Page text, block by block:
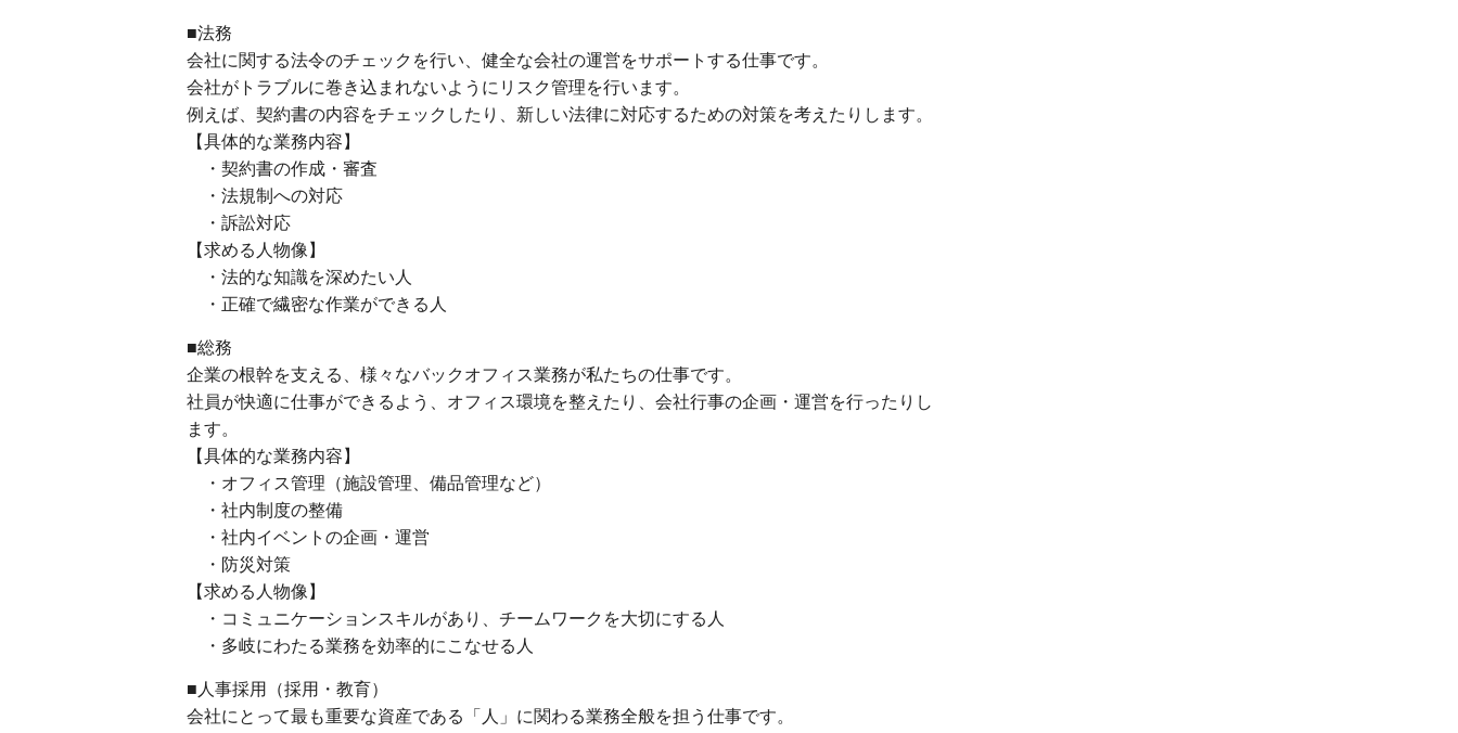
■法務
会社に関する法令のチェックを行い、健全な会社の運営をサポートする仕事です。
会社がトラブルに巻き込まれないようにリスク管理を行います。
例えば、契約書の内容をチェックしたり、新しい法律に対応するための対策を考えたりします。
【具体的な業務内容】
・契約書の作成・審査
・法規制への対応
・訴訟対応
【求める人物像】
・法的な知識を深めたい人
・正確で繊密な作業ができる人
■総務
企業の根幹を支える、様々なバックオフィス業務が私たちの仕事です。
社員が快適に仕事ができるよう、オフィス環境を整えたり、会社行事の企画・運営を行ったりし
ます。
【具体的な業務内容】
・オフィス管理（施設管理、備品管理など）
・社内制度の整備
・社内イベントの企画・運営
・防災対策
【求める人物像】
・コミュニケーションスキルがあり、チームワークを大切にする人
・多岐にわたる業務を効率的にこなせる人
■人事採用（採用・教育）
会社にとって最も重要な資産である「人」に関わる業務全般を担う仕事です。